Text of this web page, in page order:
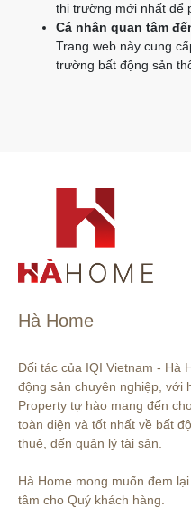
thị trường mới nhất để
Cá nhân quan tâm
Trang web này cung
trường bất động sản
Hà Home
Đối tác của IQI Vietnam - Hà
động sản chuyên nghiệp, với
Property tự hào mang đến
toàn diện và tốt nhất về bất
thuê, đến quản lý tài sản.
Hà Home mong muốn đem
tâm cho Quý khách hàng.